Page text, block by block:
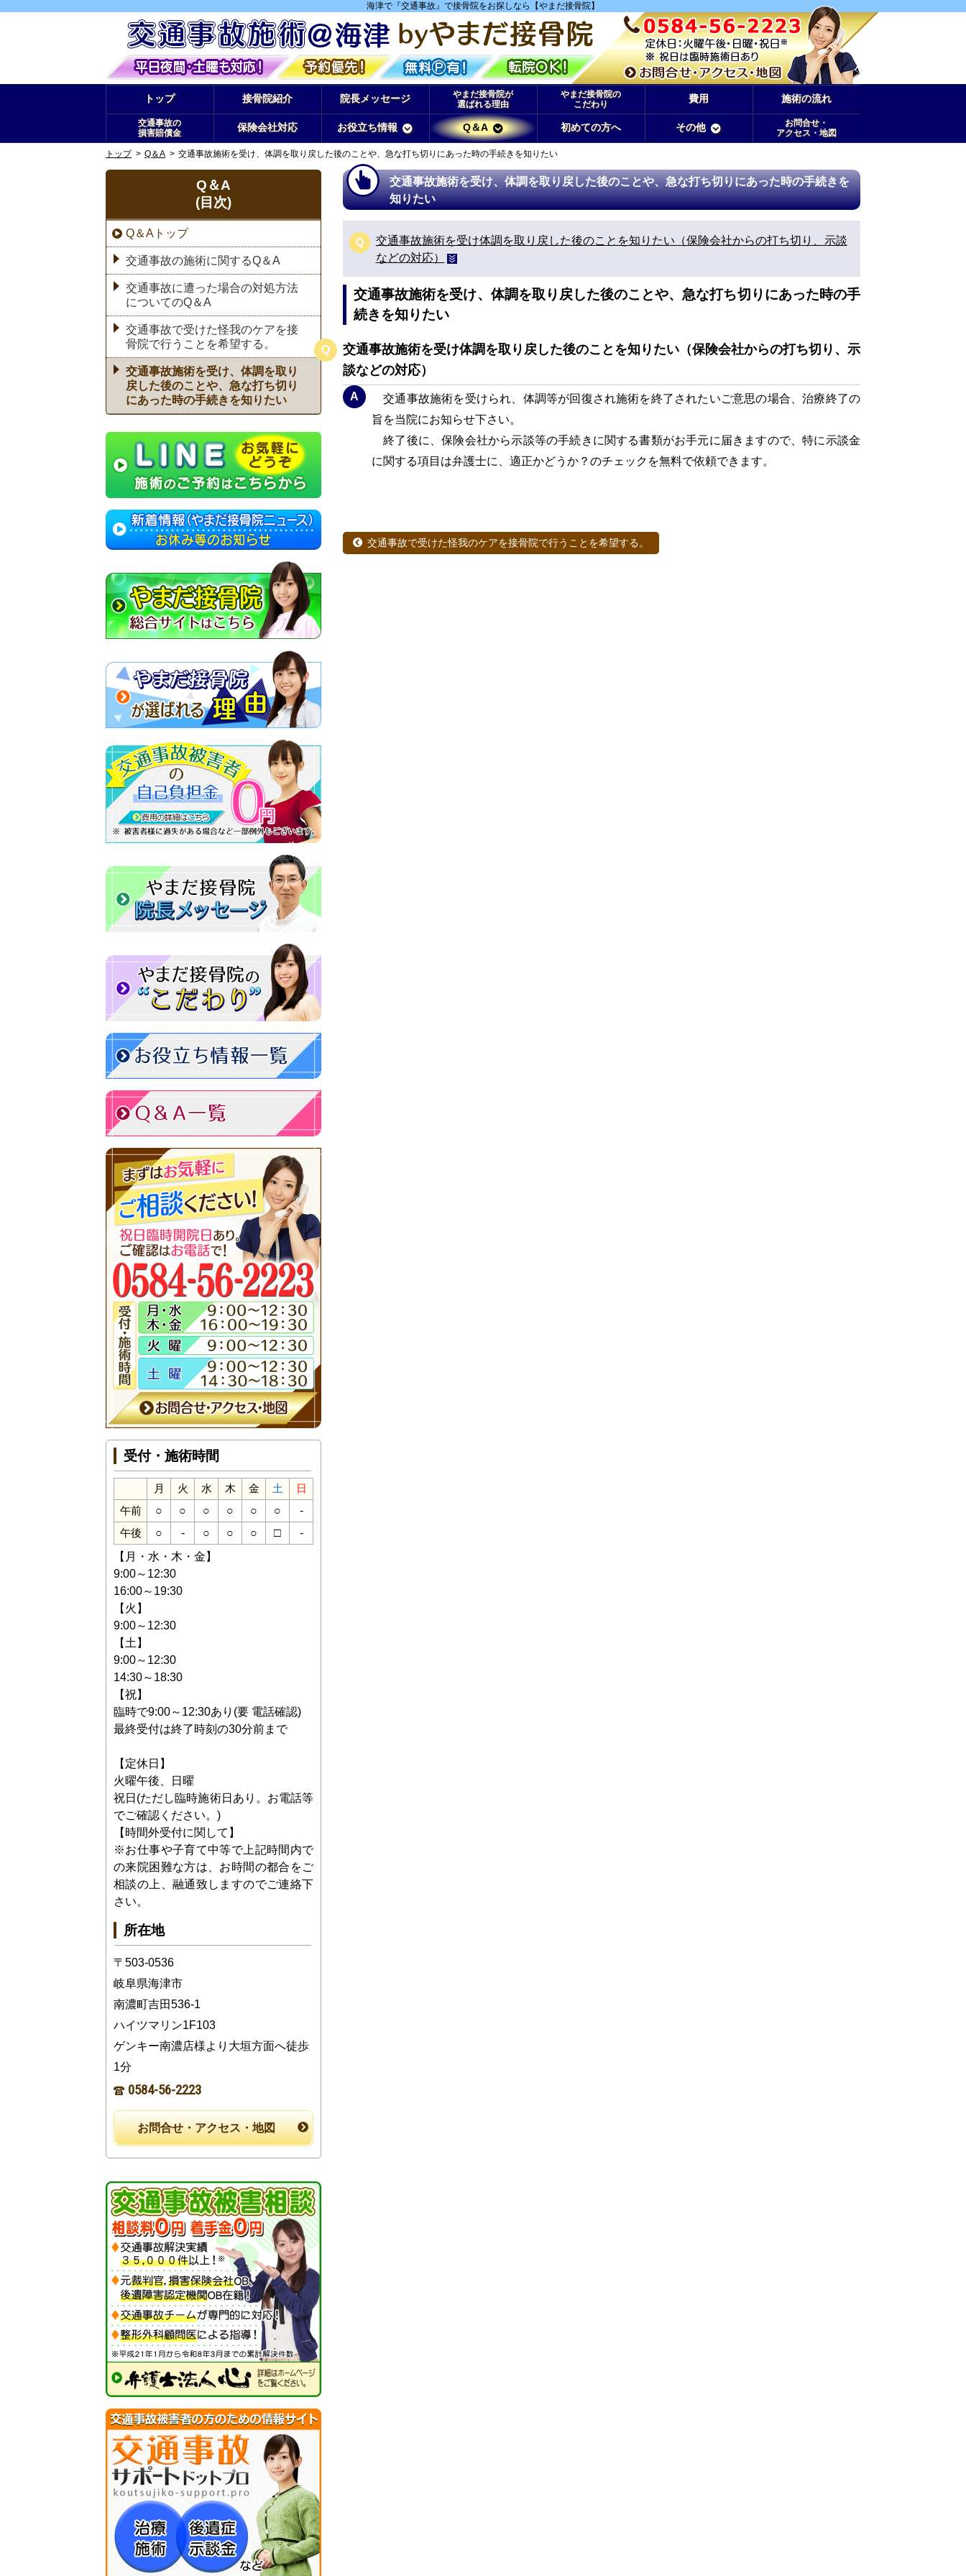
海津で『交通事故』で接骨院をお探しなら【やまだ接骨院】
トップ 接骨院紹介 院長メッセージ
やまだ接骨院が
選ばれる理由
やまだ接骨院の
こだわり
費用 施術の流れ
交通事故の
損害賠償金
保険会社対応 お役立ち情報 Q＆A 初めての方へ その他
お問合せ・
アクセス・地図
トップ Q＆A 交通事故施術を受け、体調を取り戻した後のことや、急な打ち切りにあった時の手続きを知りたい
交通事故施術を受け、体調を取り戻した後のことや、急な打ち切りにあった時の手続きを
知りたい
Q
交通事故施術を受け体調を取り戻した後のことを知りたい（保険会社からの打ち切り、示談
などの対応）
交通事故施術を受け、体調を取り戻した後のことや、急な打ち切りにあった時の手
続きを知りたい
Q
交通事故施術を受け体調を取り戻した後のことを知りたい（保険会社からの打ち切り、示
談などの対応）
A
交通事故施術を受けられ、体調等が回復され施術を終了されたいご意思の場合、治療終了の
旨を当院にお知らせ下さい。
終了後に、保険会社から示談等の手続きに関する書類がお手元に届きますので、特に示談金
に関する項目は弁護士に、適正かどうか？のチェックを無料で依頼できます。
交通事故で受けた怪我のケアを接骨院で行うことを希望する。
Q＆A
(目次)
Q＆Aトップ
交通事故の施術に関するQ＆A
交通事故に遭った場合の対処方法
についてのQ＆A
交通事故で受けた怪我のケアを接
骨院で行うことを希望する。
交通事故施術を受け、体調を取り
戻した後のことや、急な打ち切り
にあった時の手続きを知りたい
受付・施術時間
月 火 水 木 金 土
日
午前
○ ○ ○ ○ ○ ○ -
午後 ○ - ○ ○ ○ □
-
【月・水・木・金】
9:00～12:30
16:00～19:30
【火】
9:00～12:30
【土】
9:00～12:30
14:30～18:30
【祝】
臨時で9:00～12:30あり(要 電話確認)
最終受付は終了時刻の30分前まで
【定休日】
火曜午後、日曜
祝日(ただし臨時施術日あり。お電話等
でご確認ください。)
【時間外受付に関して】
※お仕事や子育て中等で上記時間内で
の来院困難な方は、お時間の都合をご
相談の上、融通致しますのでご連絡下
さい。
所在地
〒503-0536
岐阜県海津市
南濃町吉田536-1
ハイツマリン1F103
ゲンキー南濃店様より大垣方面へ徒歩
1分
0584-56-2223
お問合せ・アクセス・地図